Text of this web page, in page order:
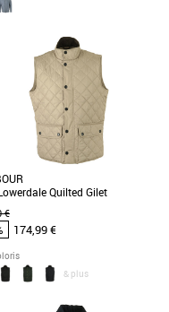
Barbour pas cher et Promos
Barbour
de la chaleur à votre look cette
avec ce gilet Talder Zip Through
Jumper. Fabriqué [...]
Quilted Gilet
€
174,99 €
& plus